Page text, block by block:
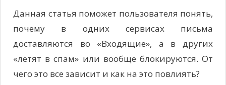
Данная статья поможет пользователя понять,
почему в одних сервисах письма
доставляются во «Входящие», а в других
«летят в спам» или вообще блокируются. От
чего это все зависит и как на это повлиять?